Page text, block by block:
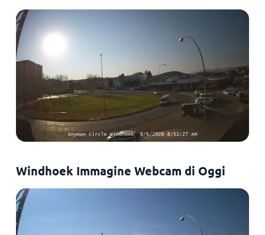
Windhoek Immagine Webcam di Oggi